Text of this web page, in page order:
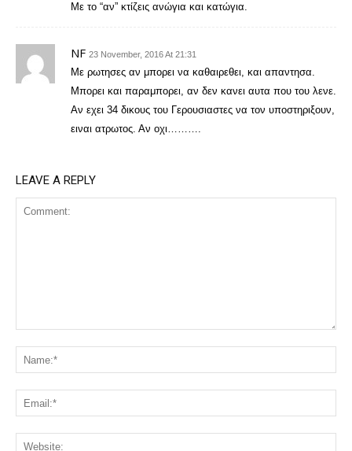
Με το “αν” κτίζεις ανώγια και κατώγια.
NF 23 November, 2016 At 21:31
Με ρωτησες αν μπορει να καθαιρεθει, και απαντησα.
Μπορει και παραμπορει, αν δεν κανει αυτα που του λενε.
Αν εχει 34 δικους του Γερουσιαστες να τον υποστηριξουν,
ειναι ατρωτος. Αν οχι……….
LEAVE A REPLY